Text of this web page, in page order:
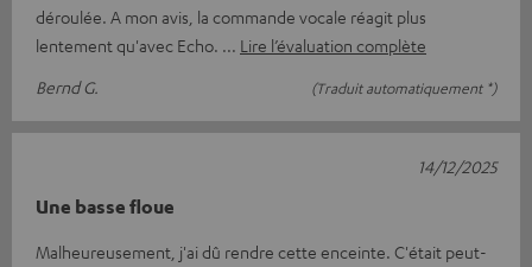
déroulée. A mon avis, la commande vocale réagit plus
lentement qu'avec Echo.
Lire l’évaluation complète
Bernd G.
(Traduit automatiquement *)
Une basse floue
Malheureusement, j'ai dû rendre cette enceinte. C'était peut-
14/12/2025